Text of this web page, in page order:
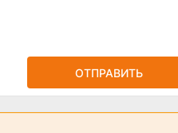
ОТПРАВИТЬ